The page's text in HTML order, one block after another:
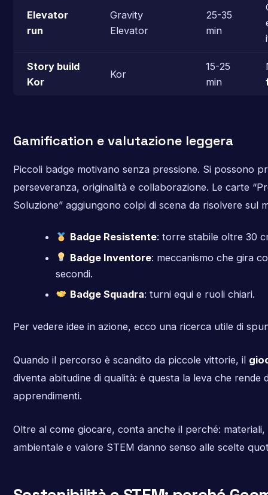
Elevator
run
Gravity
Elevator
25-35
min
Story build
Kor
Kor
15-25
min
Gamification e valutazione leggera
Piccoli badge motivano senza pressione. Si possono
perseveranza, originalità e collaborazione. Le carte
Soluzione” aggiungono colpi di scena da risolvere sul
Badge Resistente: torre stabile oltre 30
Badge Inventore: meccanismo che gira
secondi.
Badge Squadra: turni equi e ruoli chiari.
Per vedere idee in azione, ecco una ricerca utile di
Quando il percorso è scandito da piccole vittorie, il
diventa abitudine di qualità: è questa la leva che rende
apprendimenti.
Oltre al come giocare, conta anche il perché:
ambientale e valore STEM danno senso alle scelte